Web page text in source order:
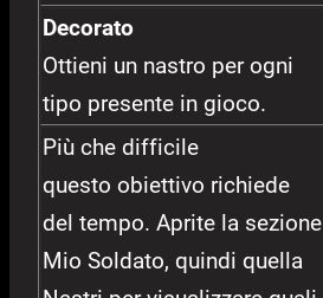
Decorato
Ottieni un nastro per ogni
tipo presente in gioco.
Più che difficile
questo obiettivo richiede
del tempo. Aprite la sezione
Mio Soldato, quindi quella